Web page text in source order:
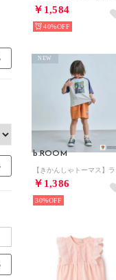
￥1,584
40%
b.ROOM
￥1,386
NEW
30%